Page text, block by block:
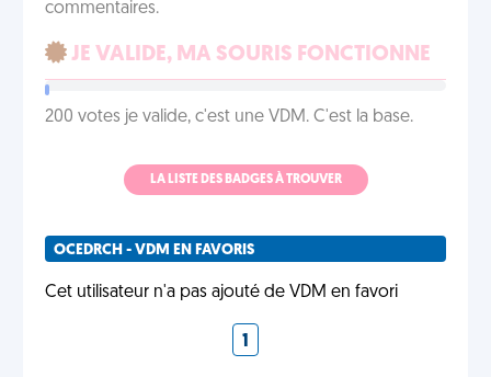
commentaires.
JE VALIDE, MA SOURIS FONCTIONNE
200 votes je valide, c'est une VDM. C'est la base.
LA LISTE DES BADGES À TROUVER
OCEDRCH - VDM EN FAVORIS
Cet utilisateur n'a pas ajouté de VDM en favori
1